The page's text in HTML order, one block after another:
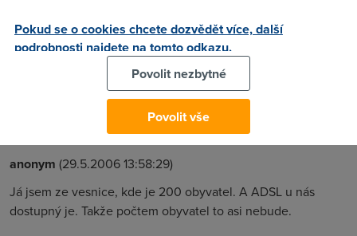
vaše názory.
(29.5.2006 13:38:24)
http://www.seznam.cz/ seznam.cz
anonym (29.5.2006 13:58:29)
Já jsem ze vesnice, kde je 200 obyvatel. A ADSL u nás
dostupný je. Takže počtem obyvatel to asi nebude.
Pokud se o cookies chcete dozvědět více, další
podrobnosti najdete na tomto odkazu.
Povolit nezbytné
Povolit vše